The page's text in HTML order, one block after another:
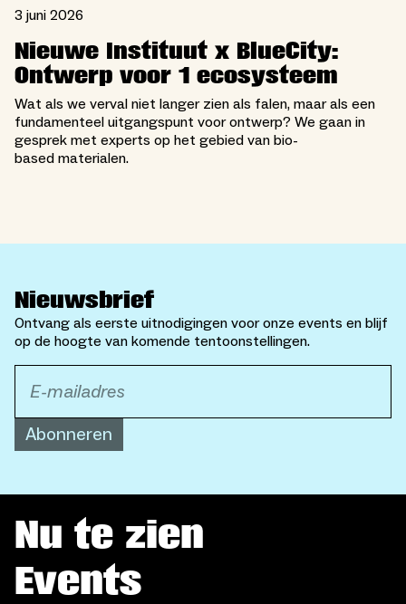
3 juni 2026
Nieuwe Instituut x BlueCity:
Ontwerp voor 1 ecosysteem
Wat als we verval niet langer zien als falen, maar als een
fundamenteel uitgangspunt voor ontwerp? We gaan in
gesprek met experts op het gebied van bio-
based materialen.
Nieuwsbrief
Ontvang als eerste uitnodigingen voor onze events en blijf
op de hoogte van komende tentoonstellingen.
Abonneren
Nu te zien
Events